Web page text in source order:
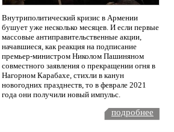
Внутриполитический кризис в Армении
бушует уже несколько месяцев. И если первые
массовые антиправительственные акции,
начавшиеся, как реакция на подписание
премьер-министром Николом Пашиняном
совместного заявления о прекращении огня в
Нагорном Карабахе, стихли в канун
новогодних празднеств, то в феврале 2021
года они получили новый импульс.
подробнее